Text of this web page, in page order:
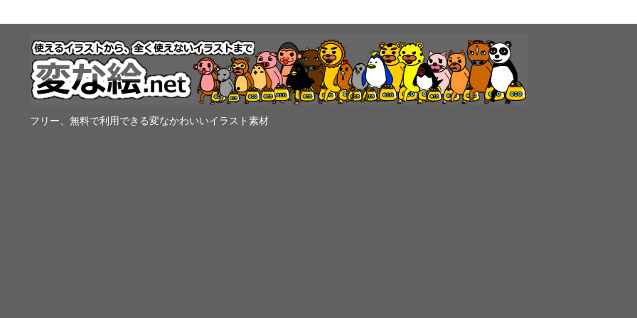
フリー、無料で利用できる変なかわいいイラスト素材